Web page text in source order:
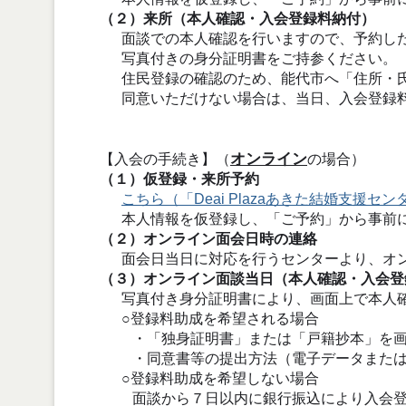
（２）来所（本人確認・入会登録料納付）
面談での本人確認を行いますので、予約し
写真付きの身分証明書をご持参ください。
住民登録の確認のため、能代市へ「住所・
同意いただけない場合は、当日、入会登録
【入会の手続き】（オンラインの場合）
（１）仮登録・来所予約
こちら（「Deai Plazaあきた結婚支援セン
本人情報を仮登録し、「ご予約」から事前
（２）オンライン面会日時の連絡
面会日当日に対応を行うセンターより、オ
（３）オンライン面談当日（本人確認・入会
写真付き身分証明書により、画面上で本人
○登録料助成を希望される場合
・「独身証明書」または「戸籍抄本」を
・同意書等の提出方法（電子データまたは
○登録料助成を希望しない場合
面談から７日以内に銀行振込により入会登